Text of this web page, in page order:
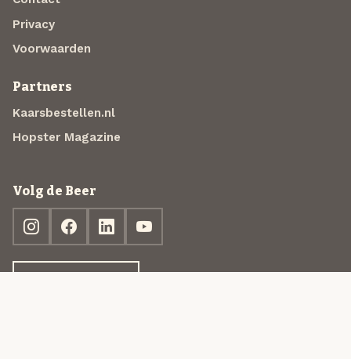
Privacy
Voorwaarden
Partners
Kaarsbestellen.nl
Hopster Magazine
Volg de Beer